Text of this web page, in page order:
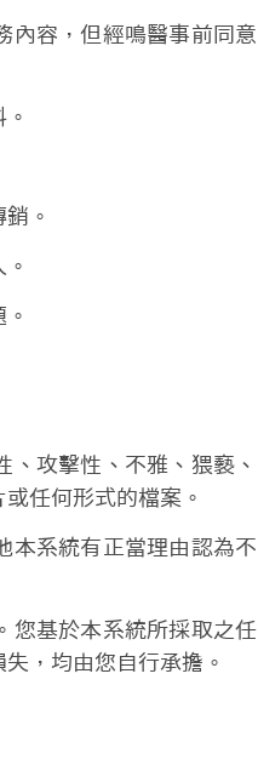
內容，但經鳴醫事前同意
。
、攻擊性、不雅、猥褻、
任何形式的檔案。
本系統有正當理由認為不
您基於本系統所採取之任
，均由您自行承擔。